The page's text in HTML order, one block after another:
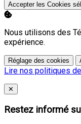
Accepter les Cookies
Nous utilisons des
expérience.
Réglage des cookies
Lire nos politiques
Close
✕
Restez informé